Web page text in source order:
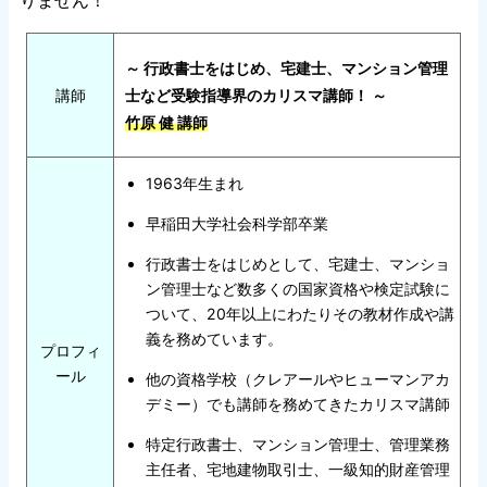
講師
～ 行政書士をはじめ、宅建士、マンション管理
士など受験指導界のカリスマ講師！ ～
竹原 健 講師
プロフィ
ール
1963年生まれ
早稲田大学社会科学部卒業
行政書士をはじめとして、宅建士、マンショ
ン管理士など数多くの国家資格や検定試験に
ついて、20年以上にわたりその教材作成や講
義を務めています。
他の資格学校（クレアールやヒューマンアカ
デミー）でも講師を務めてきたカリスマ講師
特定行政書士、マンション管理士、管理業務
主任者、宅地建物取引士、一級知的財産管理